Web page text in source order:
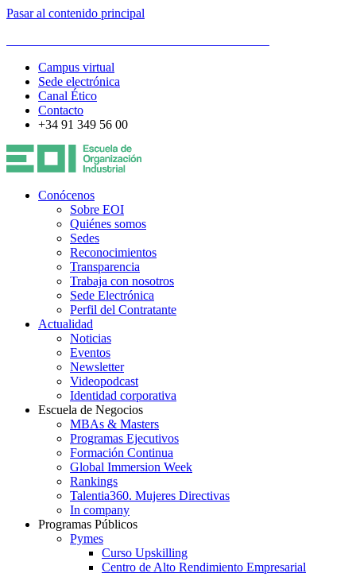
Pasar al contenido principal
Campus virtual
Sede electrónica
Canal Ético
Contacto
+34 91 349 56 00
Conócenos
Sobre EOI
Quiénes somos
Sedes
Reconocimientos
Transparencia
Trabaja con nosotros
Sede Electrónica
Perfil del Contratante
Actualidad
Noticias
Eventos
Newsletter
Videopodcast
Identidad corporativa
Escuela de Negocios
MBAs & Masters
Programas Ejecutivos
Formación Continua
Global Immersion Week
Rankings
Talentia360. Mujeres Directivas
In company
Programas Públicos
Pymes
Curso Upskilling
Centro de Alto Rendimiento Empresarial